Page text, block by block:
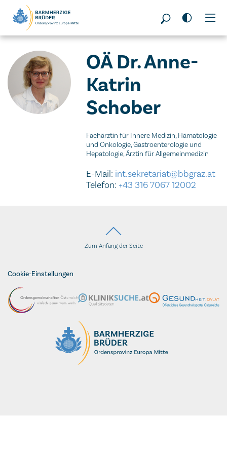
Seitenbereiche:
OÄ Dr. Anne-
Katrin
Schober
Fachärztin für Innere Medizin, Hämatologie
und Onkologie, Gastroenterologie und
Hepatologie, Ärztin für Allgemeinmedizin
E-Mail: int.sekretariat@bbgraz.at
Telefon:+43 316 7067 12002
Zum Anfang der Seite
Cookie-Einstellungen